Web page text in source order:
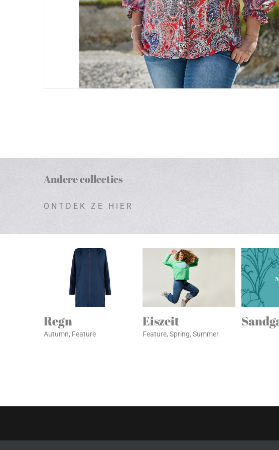
Andere collecties
ONTDEK ZE HIER
Regn
Autumn, Feature
Eiszeit
Feature, Spring, Summer